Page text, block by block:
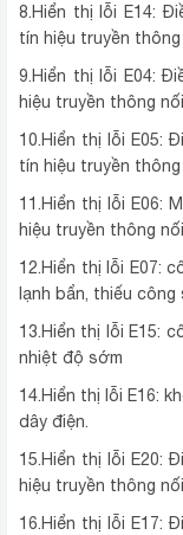
8.Hiển thị lỗi E14:
tín hiệu truyền
9.Hiển thị lỗi E04:
hiệu truyền thông
10.Hiển thị lỗi E05:
tín hiệu truyền
11.Hiển thị lỗi E06:
hiệu truyền thông
12.Hiển thị lỗi E07:
lạnh bẩn, thiếu công
13.Hiển thị lỗi E15:
nhiệt độ sớm
14.Hiển thị lỗi E16:
dây điện.
15.Hiển thị lỗi E20:
hiệu truyền thông
16.Hiển thị lỗi E17: